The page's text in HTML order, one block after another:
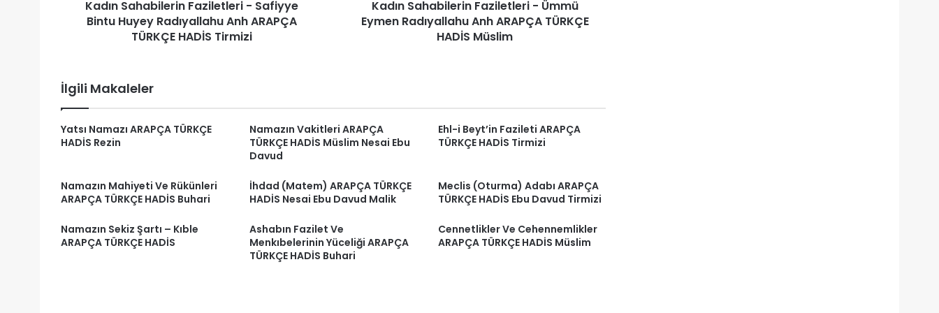
ARAPÇA
TÜRKÇE
Kadın Sahabilerin Faziletleri - Safiyye
Bintu Huyey Radıyallahu Anh ARAPÇA
TÜRKÇE HADİS Tirmizi
TÜRKÇE
HADİS
Kadın Sahabilerin Faziletleri - Ümmü
Eymen Radıyallahu Anh ARAPÇA TÜRKÇE
HADİS Müslim
İlgili Makaleler
Yatsı Namazı ARAPÇA TÜRKÇE
HADİS Rezin
Namazın Vakitleri ARAPÇA
TÜRKÇE HADİS Müslim Nesai Ebu
Davud
Ehl-i Beyt’in Fazileti ARAPÇA
TÜRKÇE HADİS Tirmizi
Namazın Mahiyeti Ve Rükünleri
ARAPÇA TÜRKÇE HADİS Buhari
İhdad (Matem) ARAPÇA TÜRKÇE
HADİS Nesai Ebu Davud Malik
Meclis (Oturma) Adabı ARAPÇA
TÜRKÇE HADİS Ebu Davud Tirmizi
Namazın Sekiz Şartı – Kıble
ARAPÇA TÜRKÇE HADİS
Ashabın Fazilet Ve
Menkıbelerinin Yüceliği ARAPÇA
TÜRKÇE HADİS Buhari
Cennetlikler Ve Cehennemlikler
ARAPÇA TÜRKÇE HADİS Müslim